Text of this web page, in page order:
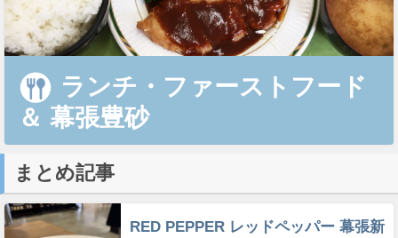
ランチ・ファーストフード
＆ 幕張豊砂
まとめ記事
RED PEPPER レッドペッパー 幕張新